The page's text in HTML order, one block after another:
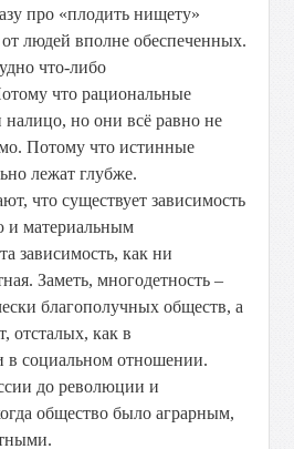
про «плодить нищету»
людей вполне обеспеченных.
что-либо
что рациональные
налицо, но они всё равно не
Потому что истинные
лежат глубже.
что существует зависимость
и материальным
зависимость, как ни
Заметь, многодетность –
благополучных обществ, а
отсталых, как в
в социальном отношении.
до революции и
общество было аграрным,